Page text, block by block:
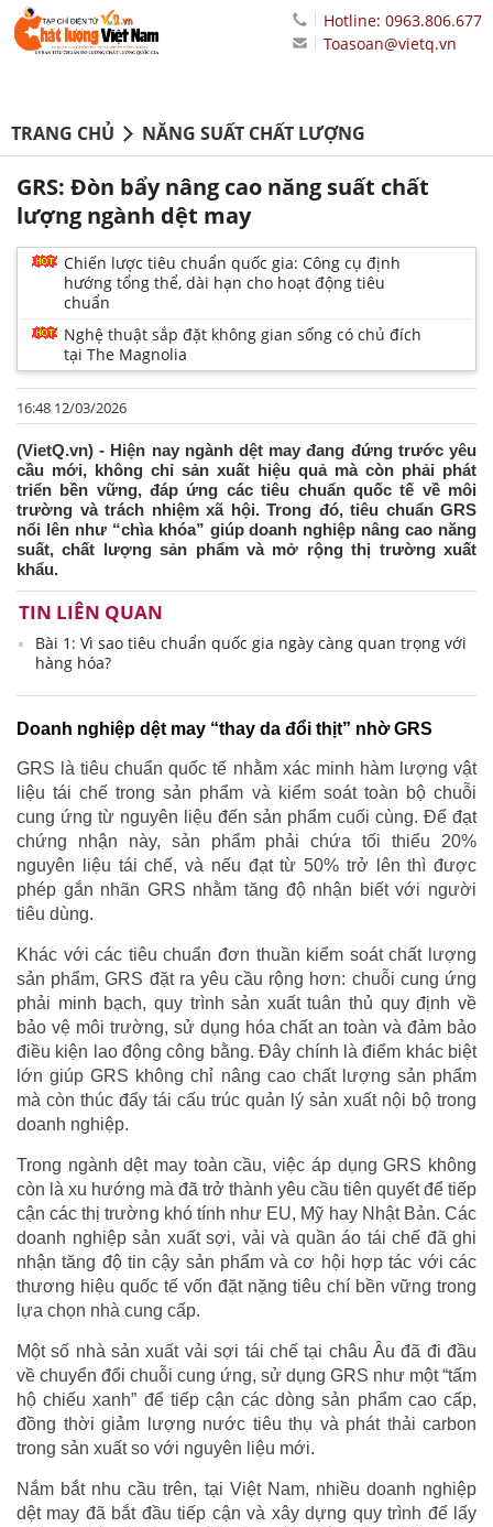
Hotline: 0963.806.677
Toasoan@vietq.vn
TRANG CHỦ NĂNG SUẤT CHẤT LƯỢNG
GRS: Đòn bẩy nâng cao năng suất chất
lượng ngành dệt may
Chiến lược tiêu chuẩn quốc gia: Công cụ định
hướng tổng thể, dài hạn cho hoạt động tiêu
chuẩn
Nghệ thuật sắp đặt không gian sống có chủ đích
tại The Magnolia
16:48 12/03/2026
(VietQ.vn) - Hiện nay ngành dệt may đang đứng trước yêu
cầu mới, không chỉ sản xuất hiệu quả mà còn phải phát
triển bền vững, đáp ứng các tiêu chuẩn quốc tế về môi
trường và trách nhiệm xã hội. Trong đó, tiêu chuẩn GRS
nổi lên như “chìa khóa” giúp doanh nghiệp nâng cao năng
suất, chất lượng sản phẩm và mở rộng thị trường xuất
khẩu.
TIN LIÊN QUAN
Bài 1: Vì sao tiêu chuẩn quốc gia ngày càng quan trọng với
hàng hóa?
Doanh nghiệp dệt may “thay da đổi thịt” nhờ GRS
GRS là tiêu chuẩn quốc tế nhằm xác minh hàm lượng vật
liệu tái chế trong sản phẩm và kiểm soát toàn bộ chuỗi
cung ứng từ nguyên liệu đến sản phẩm cuối cùng. Để đạt
chứng nhận này, sản phẩm phải chứa tối thiểu 20%
nguyên liệu tái chế, và nếu đạt từ 50% trở lên thì được
phép gắn nhãn GRS nhằm tăng độ nhận biết với người
tiêu dùng.
Khác với các tiêu chuẩn đơn thuần kiểm soát chất lượng
sản phẩm, GRS đặt ra yêu cầu rộng hơn: chuỗi cung ứng
phải minh bạch, quy trình sản xuất tuân thủ quy định về
bảo vệ môi trường, sử dụng hóa chất an toàn và đảm bảo
điều kiện lao động công bằng. Đây chính là điểm khác biệt
lớn giúp GRS không chỉ nâng cao chất lượng sản phẩm
mà còn thúc đẩy tái cấu trúc quản lý sản xuất nội bộ trong
doanh nghiệp.
Trong ngành dệt may toàn cầu, việc áp dụng GRS không
còn là xu hướng mà đã trở thành yêu cầu tiên quyết để tiếp
cận các thị trường khó tính như EU, Mỹ hay Nhật Bản. Các
doanh nghiệp sản xuất sợi, vải và quần áo tái chế đã ghi
nhận tăng độ tin cậy sản phẩm và cơ hội hợp tác với các
thương hiệu quốc tế vốn đặt nặng tiêu chí bền vững trong
lựa chọn nhà cung cấp.
Một số nhà sản xuất vải sợi tái chế tại châu Âu đã đi đầu
về chuyển đổi chuỗi cung ứng, sử dụng GRS như một “tấm
hộ chiếu xanh” để tiếp cận các dòng sản phẩm cao cấp,
đồng thời giảm lượng nước tiêu thụ và phát thải carbon
trong sản xuất so với nguyên liệu mới.
Nắm bắt nhu cầu trên, tại Việt Nam, nhiều doanh nghiệp
dệt may đã bắt đầu tiếp cận và xây dựng quy trình để lấy